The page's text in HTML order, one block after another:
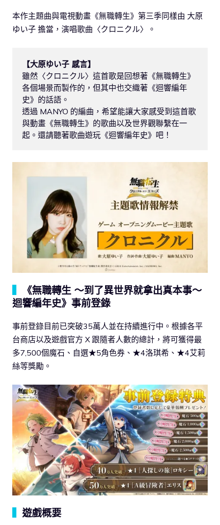
本作主題曲與電視動畫《無職轉生》第三季同樣由 大原
ゆい子 擔當，演唱歌曲〈クロニクル〉。
雖然〈クロニクル〉這首歌是回想著《無職轉生》
各個場景而製作的，但其中也交織著《迴響編年
史》的話語。
透過 MANYO 的編曲，希望能讓大家感受到這首歌
與動畫《無職轉生》的歌曲以及世界觀聯繫在一
起。還請聽著歌曲遊玩《迴響編年史》吧！
《無職轉生 ～到了異世界就拿出真本事～
迴響編年史》事前登錄
事前登錄目前已突破35萬人並在持續進行中。根據各平
台商店以及遊戲官方 X 跟隨者人數的總計，將可獲得最
多7,500個魔石、自選★5角色券、★4洛琪希、★4艾莉
絲等獎勵。
遊戲概要